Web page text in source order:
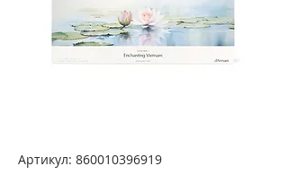
Артикул: 860010396919